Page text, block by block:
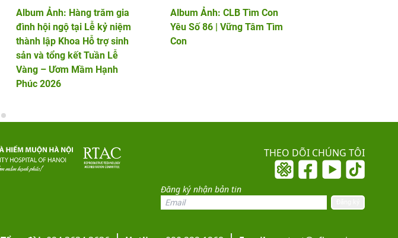
Album Ảnh: Hàng trăm gia
đình hội ngộ tại Lễ kỷ niệm
thành lập Khoa Hỗ trợ sinh
sản và tổng kết Tuần Lễ
Vàng – Ươm Mầm Hạnh
Phúc 2026
Album Ảnh: CLB Tìm Con
Yêu Số 86 | Vững Tâm Tìm
Con
THEO DÕI CHÚNG TÔI
Đăng ký nhận bản tin